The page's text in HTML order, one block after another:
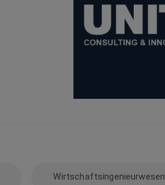
Wirtschaftsingenieurwesen